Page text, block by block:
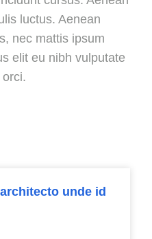
luctus. Aenean
nec mattis ipsum
elit eu nibh vulputate
unde id